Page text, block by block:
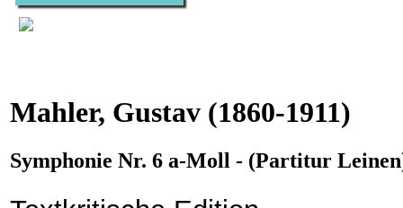
Mahler, Gustav (1860-1911)
Symphonie Nr. 6 a-Moll - (Partitur